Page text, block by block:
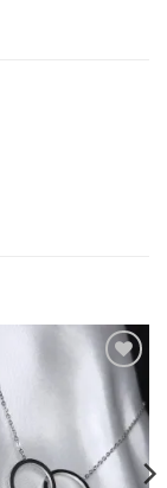
Ajouter
wishlist